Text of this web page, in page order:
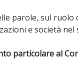
parole, sul ruolo
e società nel
particolare al